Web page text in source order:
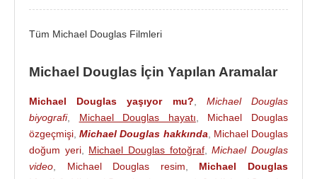
ünlü aktrisCatherine Zeta-Jonesile evlendi.
Dylan Michael
( 8 ağustos 2000) ve
arasında
yaş fark var. 2013 yılında boşanma
kararı aldılar ancak daha sonra boşanmaktan
vazgeçtiler.
Nükleer silahsızlanma için çalışmalar yürüten
Douglas aynı zamandaNuclear Age Peace
Vakfı
’nın bir destekçisi vePloughshares
Tüm Michael Douglas Filmleri
Michael Douglas İçin Yapılan Aramalar
Michael Douglas yaşıyor mu?
Michael Douglas
biyografi, Michael Douglas hayatı
Michael Douglas
özgeçmişi ,Michael Douglas hakkında
Michael Douglas
doğum yeri, Michael Douglas fotoğraf,Michael Douglas
video
Michael Douglas resim
Michael Douglas